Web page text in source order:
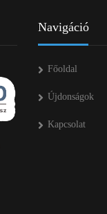
Navigáció
Főoldal
Újdonságok
Kapcsolat